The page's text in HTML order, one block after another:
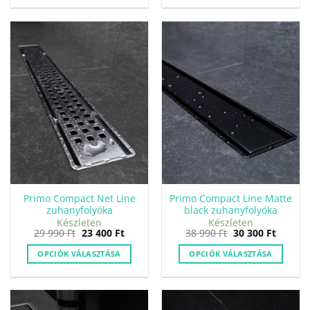
Primo Compact Net Line
zuhanyfolyóka
Készleten
29 990Ft Original
price
was:
29
990 Ft.
23 400 FtCurrent
price
is:
400 Ft.
OPCIÓK VÁLASZTÁSA
Primo Compact Line Matte
black zuhanyfolyóka
Készleten
38 990Ft Original
price
was:
38
990 Ft.
30 300 Ft
price
is:
300 Ft.
OPCIÓK VÁLASZTÁSA